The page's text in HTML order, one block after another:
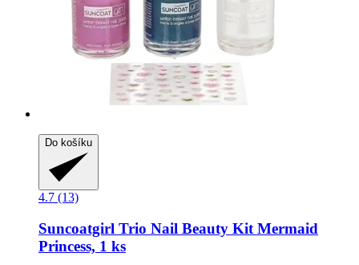
Do košíku
4.7 (13)
Suncoatgirl Trio Nail Beauty Kit Mermaid
Princess, 1 ks